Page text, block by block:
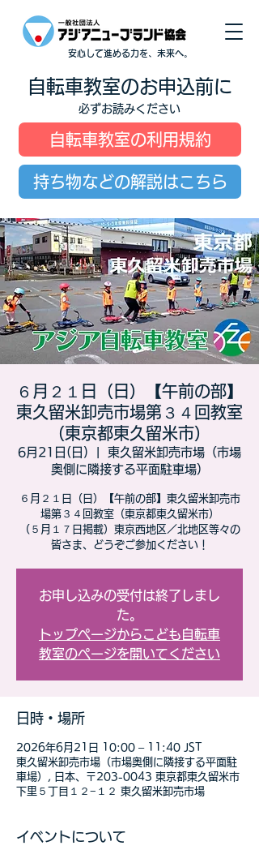
安心して進める力を、未来へ。
自転車教室のお申込前に
必ずお読みください
自転車教室の利用規約
持ち物などの解説はこちら
６月２１日（日）【午前の部】
東久留米卸売市場第３４回教室
（東京都東久留米市）
6月21日(日)
東久留米卸売市場（市場
奥側に隣接する平面駐車場）
６月２１日（日）【午前の部】東久留米卸売市
場第３４回教室（東京都東久留米市）
（５月１７日掲載）東京西地区／北地区等々の
皆さま、どうぞご参加ください！
お申し込みの受付は終了しまし
た。
トップページからこども自転車
教室のページを開いてください
日時・場所
2026年6月21日 10:00 – 11:40 JST
東久留米卸売市場（市場奥側に隣接する平面駐
車場）, 日本、〒203-0043 東京都東久留米市
下里５丁目１２−１２ 東久留米卸売市場
イベントについて